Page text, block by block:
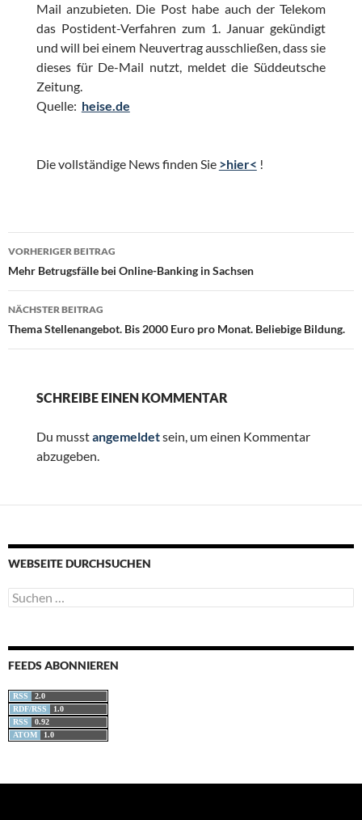
Mail anzubieten. Die Post habe auch der Telekom
das Postident-Verfahren zum 1. Januar gekündigt
und will bei einem Neuvertrag ausschließen, dass sie
dieses für De-Mail nutzt, meldet die Süddeutsche
Zeitung.
Quelle: heise.de
Die vollständige News finden Sie >hier< !
Beitragsnavigation
VORHERIGER BEITRAG
Mehr Betrugsfälle bei Online-Banking in Sachsen
NÄCHSTER BEITRAG
Thema Stellenangebot. Bis 2000 Euro pro Monat. Beliebige Bildung.
SCHREIBE EINEN KOMMENTAR
Du musstangemeldetsein, um einen Kommentar
abzugeben.
WEBSEITE DURCHSUCHEN
Suchen
nach:
FEEDS ABONNIEREN
RSS
2.0
RDF/RSS
1.0
RSS
0.92
ATOM
1.0